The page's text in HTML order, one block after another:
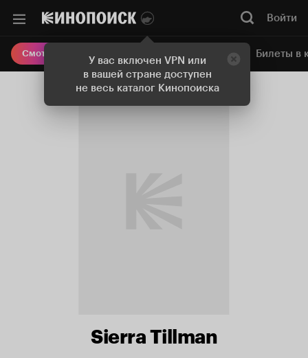
У вас включен VPN или
в вашей стране доступен
не весь каталог Кинопоиска
Войти
Смотреть кино Онлайн-кинотеатр Билеты в
Sierra Tillman